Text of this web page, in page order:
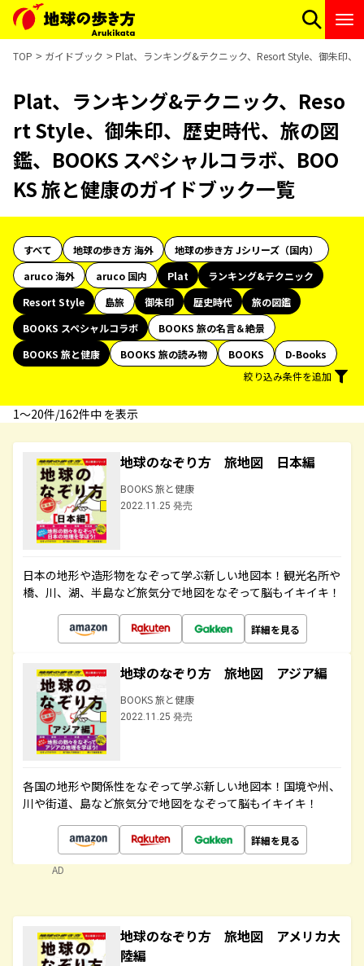
TOP ガイドブック Plat、ランキング&テクニック、Resort Style、御朱印、
Plat、ランキング&テクニック、Reso
rt Style、御朱印、歴史時代、旅の図
鑑、BOOKS スペシャルコラボ、BOO
KS 旅と健康のガイドブック一覧
すべて 地球の歩き方 海外
地球の歩き方 Jシリーズ（国内）
aruco 海外
aruco 国内 Plat
ランキング&テクニック
Resort Style
島旅 御朱印 歴史時代
旅の図鑑
BOOKS スペシャルコラボ
BOOKS 旅の名言＆絶景
BOOKS 旅と健康
BOOKS 旅の読み物 BOOKS
D-Books
絞り込み条件を追加
1〜20件/162件中 を表示
地球のなぞり方 旅地図 日本編
BOOKS 旅と健康
2022.11.25 発売
日本の地形や造形物をなぞって学ぶ新しい地図本！観光名所や
橋、川、湖、半島など旅気分で地図をなぞって脳もイキイキ！
詳細を見る
地球のなぞり方 旅地図 アジア編
BOOKS 旅と健康
2022.11.25 発売
各国の地形や関係性をなぞって学ぶ新しい地図本！国境や州、
川や街道、島など旅気分で地図をなぞって脳もイキイキ！
詳細を見る
AD
地球のなぞり方 旅地図 アメリカ大
陸編